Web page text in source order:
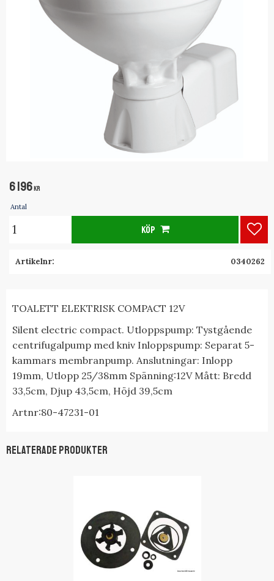
6 196KR
Antal
KÖP
Artikelnr 0340262
TOALETT ELEKTRISK COMPACT 12V
Silent electric compact. Utloppspump: Tystgående
centrifugalpump med kniv Inloppspump: Separat 5-
kammars membranpump. Anslutningar: Inlopp
19mm, Utlopp 25/38mm Spänning:12V Mått: Bredd
33,5cm, Djup 43,5cm, Höjd 39,5cm
Artnr:80-47231-01
Relaterade produkter